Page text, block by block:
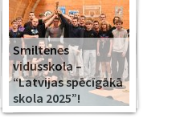
Smiltenes
vidusskola –
“Latvijas spēcīgākā
skola 2025”!